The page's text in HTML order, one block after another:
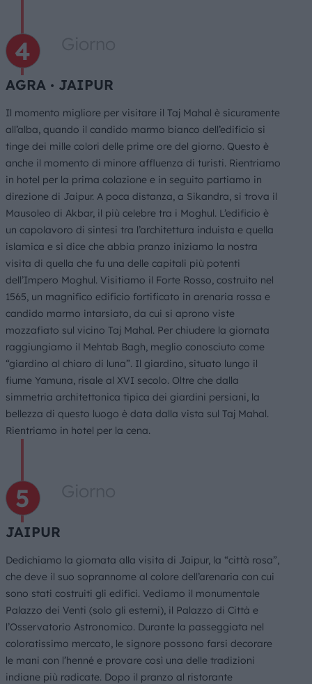
AGRA ∙ JAIPUR
Il momento migliore per visitare il Taj Mahal è sicuramente
all’alba, quando il candido marmo bianco dell’edificio si
tinge dei mille colori delle prime ore del giorno. Questo è
anche il momento di minore affluenza di turisti. Rientriamo
in hotel per la prima colazione e in seguito partiamo in
direzione di Jaipur. A poca distanza, a Sikandra, si trova il
Mausoleo di Akbar, il più celebre tra i Moghul. L’edificio è
un capolavoro di sintesi tra l’architettura induista e quella
islamica e si dice che abbia pranzo iniziamo la nostra
visita di quella che fu una delle capitali più potenti
dell’Impero Moghul. Visitiamo il Forte Rosso, costruito nel
1565, un magnifico edificio fortificato in arenaria rossa e
candido marmo intarsiato, da cui si aprono viste
mozzafiato sul vicino Taj Mahal. Per chiudere la giornata
raggiungiamo il Mehtab Bagh, meglio conosciuto come
“giardino al chiaro di luna”. Il giardino, situato lungo il
fiume Yamuna, risale al XVI secolo. Oltre che dalla
simmetria architettonica tipica dei giardini persiani, la
bellezza di questo luogo è data dalla vista sul Taj Mahal.
Rientriamo in hotel per la cena.
JAIPUR
Dedichiamo la giornata alla visita di Jaipur, la “città rosa”,
che deve il suo soprannome al colore dell’arenaria con cui
sono stati costruiti gli edifici. Vediamo il monumentale
Palazzo dei Venti (solo gli esterni), il Palazzo di Città e
l’Osservatorio Astronomico. Durante la passeggiata nel
coloratissimo mercato, le signore possono farsi decorare
le mani con l’henné e provare così una delle tradizioni
indiane più radicate. Dopo il pranzo al ristorante